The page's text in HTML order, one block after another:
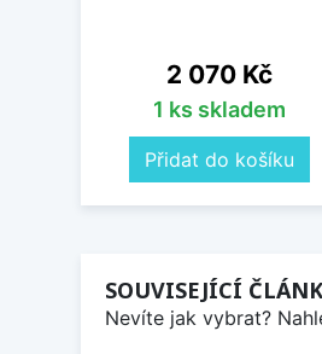
Cena
2 070 Kč
1 ks skladem
Přidat do košíku
SOUVISEJÍCÍ
Nevíte jak vybrat?